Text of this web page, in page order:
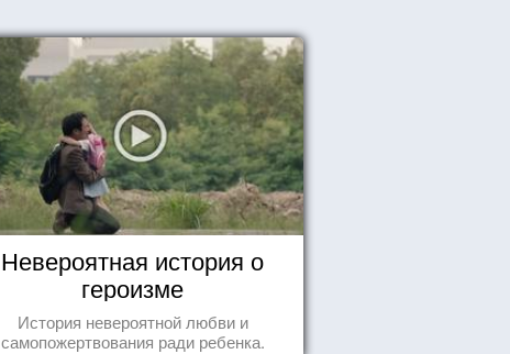
Невероятная история о
героизме
История невероятной любви и
самопожертвования ради ребенка.